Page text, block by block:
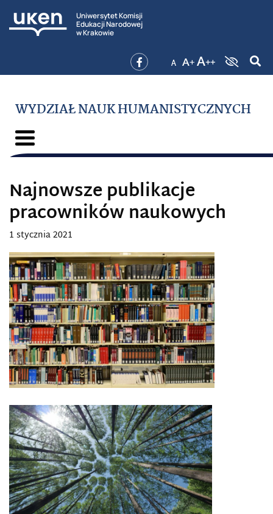
Uniwersytet Komisji
Edukacji Narodowej
w Krakowie
WYDZIAŁ NAUK HUMANISTYCZNYCH
Najnowsze publikacje
pracowników naukowych
1 stycznia 2021